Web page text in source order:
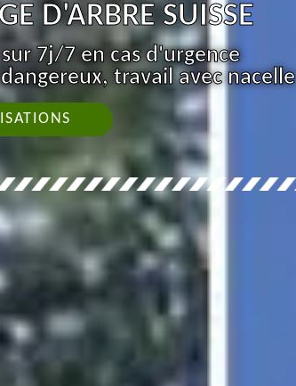
D'ARBRE SUISSE
7j/7 en cas d'urgence
travail avec nacelle